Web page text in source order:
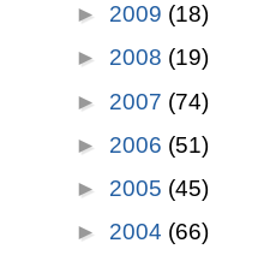
► 2009 (18)
► 2008 (19)
► 2007 (74)
► 2006 (51)
► 2005 (45)
► 2004 (66)